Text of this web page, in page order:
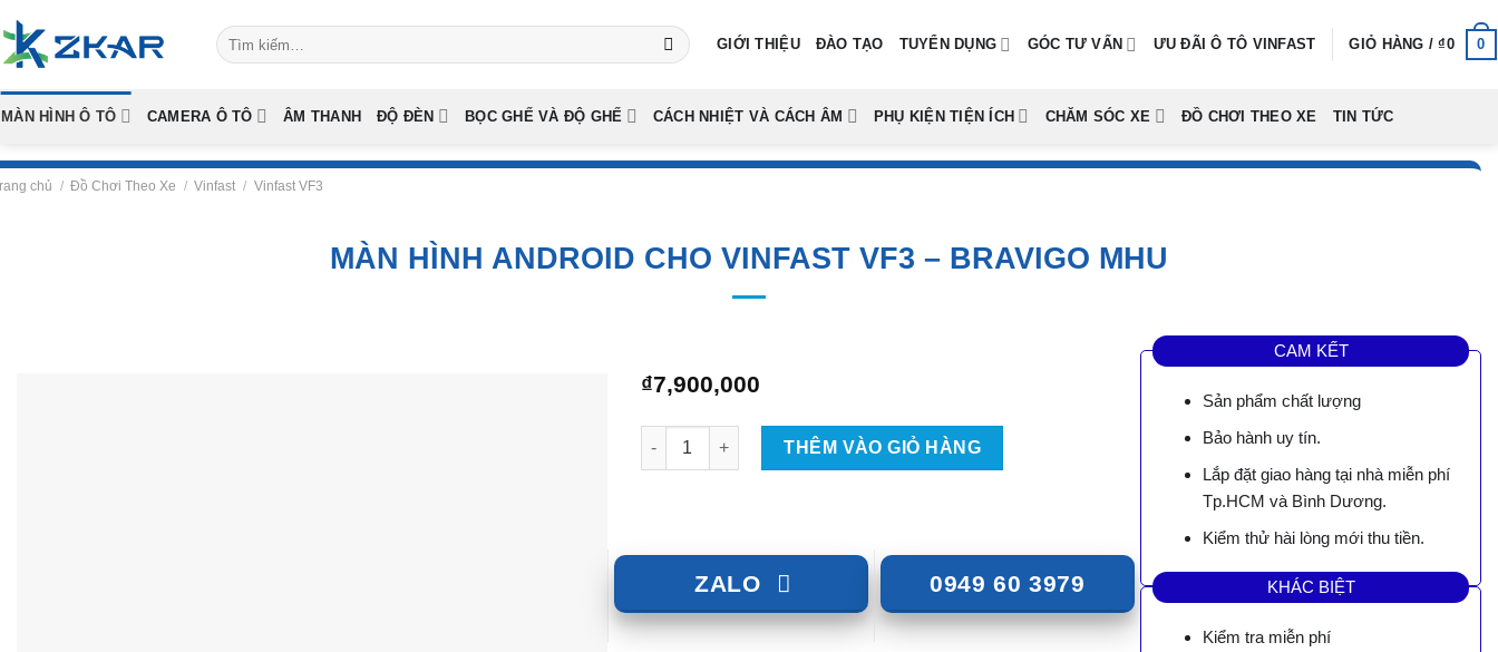
to
content
Tìm
kiếm:
GIỚI THIỆU ĐÀO TẠO TUYỂN DỤNG GÓC TƯ VẤN ƯU ĐÃI Ô TÔ VINFAST GIỎ HÀNG /₫0 0
MÀN HÌNH Ô TÔ CAMERA Ô TÔ ÂM THANH ĐỘ ĐÈN BỌC GHẾ VÀ ĐỘ GHẾ CÁCH NHIỆT VÀ CÁCH ÂM PHỤ KIỆN TIỆN ÍCH CHĂM SÓC XE ĐỒ CHƠI THEO XE TIN TỨC
chủ / Đồ Chơi Theo Xe / Vinfast / Vinfast VF3
MÀN HÌNH ANDROID CHO VINFAST VF3 – BRAVIGO MHU
₫7,900,000
Màn Hình Android Cho Vinfast VF3 - Bravigo MHU số lượng
THÊM VÀO GIỎ HÀNG
ZALO 0949 60 3979
CAM KẾT
Sản phẩm chất lượng
Bảo hành uy tín.
Lắp đặt giao hàng tại nhà miễn phí
Tp.HCM và Bình Dương.
Kiểm thử hài lòng mới thu tiền.
KHÁC BIỆT
Kiểm tra miễn phí